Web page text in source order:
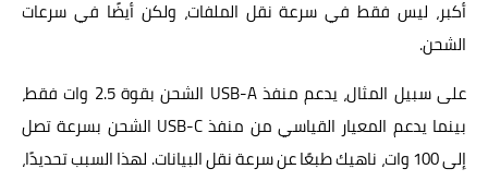
أكبر، ليس فقط في سرعة نقل الملفات، ولكن أيضًا في سرعات
الشحن.
على سبيل المثال، يدعم منفذ USB-A الشحن بقوة 2.5 وات فقط،
بينما يدعم المعيار القياسي من منفذ USB-C الشحن بسرعة تصل
إلى 100 وات، ناهيك طبعًا عن سرعة نقل البيانات. لهذا السبب تحديدًا،